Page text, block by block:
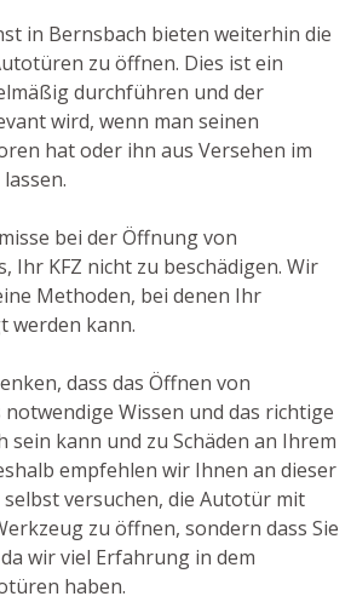
in Bernsbach bieten weiterhin die
zu öffnen. Dies ist ein
durchführen und der
wird, wenn man seinen
hat oder ihn aus Versehen im
bei der Öffnung von
Ihr KFZ nicht zu beschädigen. Wir
Methoden, bei denen Ihr
werden kann.
dass das Öffnen von
Wissen und das richtige
sein kann und zu Schäden an Ihrem
empfehlen wir Ihnen an dieser
selbst versuchen, die Autotür mit
zu öffnen, sondern dass Sie
wir viel Erfahrung in dem
haben.